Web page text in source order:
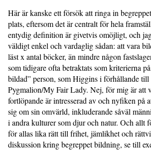
Här är kanske ett försök att ringa in
plats, eftersom det är centralt för hela
entydig definition är givetvis omöjligt, och
väldigt enkel och vardaglig sådan: att vara
läst x antal böcker, än mindre någon
som tidigare ofta betraktats som kriterierna
bildad” person, som Higgins i förhållande
Pygmalion/My Fair Lady. Nej, för mig är att
fortlöpande är intresserad av och nyfiken på
sig om sin omvärld, inkluderande såväl
i andra kulturer som djur och natur. Och allt
för allas lika rätt till frihet, jämlikhet och
diskussion kring begreppet bildning, se till